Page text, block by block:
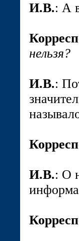
И.В.: А
нельзя?
И.В.:
И.В.: О